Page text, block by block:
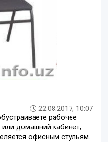
22.08.2017, 10:07
рабочее
домашний кабинет,
офисным стульям.